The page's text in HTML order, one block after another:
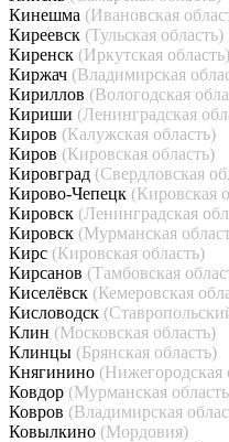
Кинешма (Ивановская
Киреевск (Тульская область)
Киренск (Иркутская область)
Киржач (Владимирская
Кириллов (Вологодская
Кириши (Ленинградская
Киров (Калужская область)
Киров (Кировская область)
Кировград (Свердловская
Кирово-Чепецк (Кировская
Кировск (Ленинградская
Кировск (Мурманская
Кирс (Кировская область)
Кирсанов (Тамбовская
Киселёвск (Кемеровская
Кисловодск
Клин (Московская область)
Клинцы (Брянская область)
Княгинино (Нижегородская
Ковдор (Мурманская
Ковров (Владимирская
Ковылкино (Мордовия)